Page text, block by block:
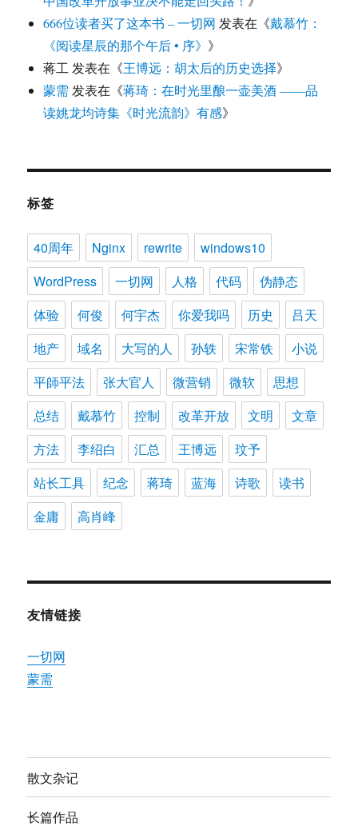
666位读者买了这本书 – 一切网 发表在《戴慕竹：
《阅读星辰的那个午后 • 序》 》
蒋工发表在《王博远：胡太后的历史选择》
蒙需发表在《蒋琦：在时光里酿一壶美酒 ——品
读姚龙均诗集《时光流韵》有感》
标签
40周年 Nginx rewrite
windows10
WordPress
一切网 人格 代码
伪静态
体验
何俊 何宇杰 你爱我吗 历史
吕天
地产
域名 大写的人 孙轶 宋常铁
小说
平師平法
张大官人 微营销 微软
思想
总结
戴慕竹 控制 改革开放 文明
文章
方法
李绍白 汇总 王博远
玟予
站长工具
纪念 蒋琦 蓝海 诗歌
读书
金庸
高肖峰
友情链接
一切网
蒙需
散文杂记
长篇作品